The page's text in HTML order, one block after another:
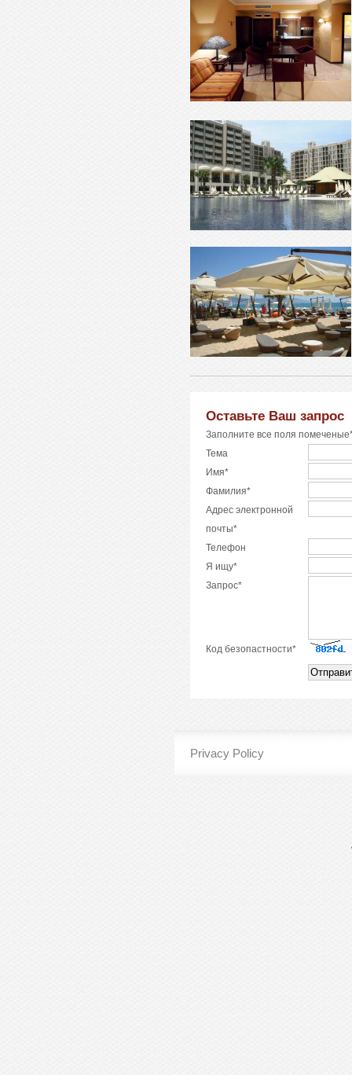
Оставьте Ваш запрос
Заполните все поля
Тема
Имя*
Фамилия*
Адрес электронной
почты*
Телефон
Я ищу*
Запрос*
Код безопастности*
Privacy Policy